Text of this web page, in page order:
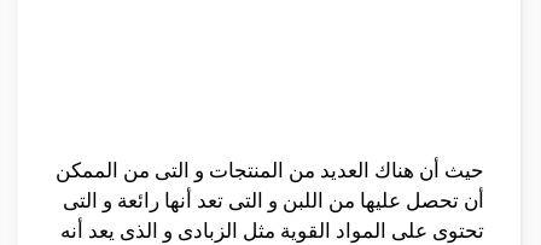
حيث أن هناك العديد من المنتجات و التى من الممكن
أن تحصل عليها من اللبن و التى تعد أنها رائعة و التى
تحتوى على المواد القوية مثل الزبادى و الذى يعد أنه